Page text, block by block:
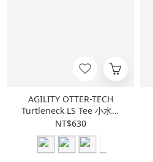
AGILITY OTTER-TECH
Turtleneck LS Tee 小水獺
中高領 長袖Tee [A-OT2]
NT$630